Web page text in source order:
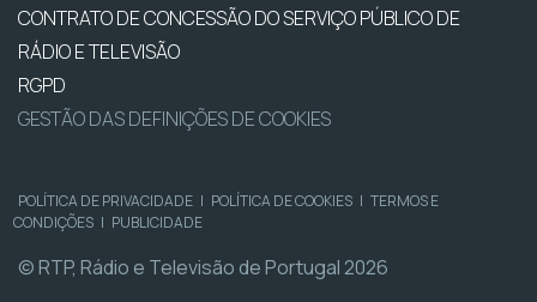
CONTRATO DE CONCESSÃO DO SERVIÇO PÚBLICO DE
RÁDIO E TELEVISÃO
RGPD
GESTÃO DAS DEFINIÇÕES DE COOKIES
POLÍTICA DE PRIVACIDADE | POLÍTICA DE COOKIES | TERMOS E
CONDIÇÕES | PUBLICIDADE
© RTP, Rádio e Televisão de Portugal 2026